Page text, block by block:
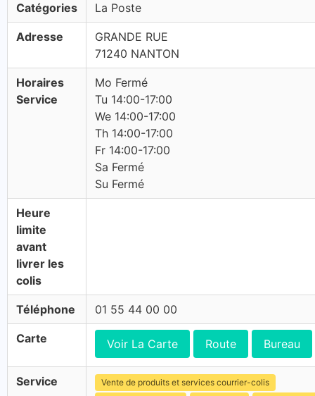
Catégories La Poste
Adresse
GRANDE RUE
71240 NANTON
Horaires
Service
Mo Fermé
Tu 14:00-17:00
We 14:00-17:00
Th 14:00-17:00
Fr 14:00-17:00
Sa Fermé
Su Fermé
Heure
limite
avant
livrer les
colis
Téléphone 01 55 44 00 00
Carte Voir La Carte Route Bureau
Service
Vente de produits et services courrier-colis